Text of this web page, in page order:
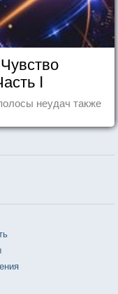
I
неудач также